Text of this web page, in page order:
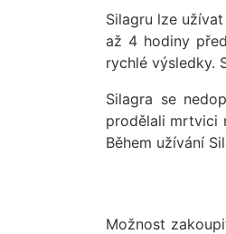
Silagru lze
až 4 hodiny
rychlé výsledky.
Silagra se
prodělali mrtvici
Během užívání
Možnost